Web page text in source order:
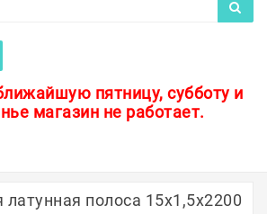
пятницу, субботу и
магазин не работает.
полоса 15х1,5х2200